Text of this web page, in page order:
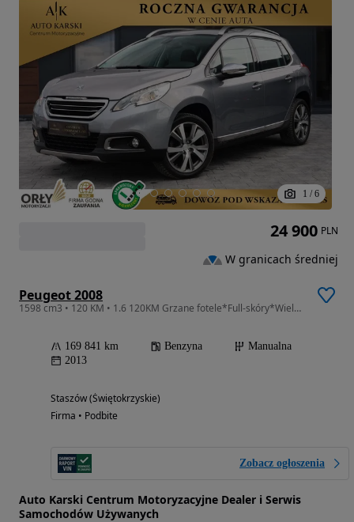
1 / 6
Peugeot 2008
1598 cm3 • 120 KM • 1.6 120KM Grzane fotele*Full-skóry*Wielofunkcja*Navi*Klimatronic*
169 841 km Benzyna
Manualna
2013
Staszów (Świętokrzyskie)
Firma • Podbite
Zobacz ogłoszenia
Auto Karski Centrum Motoryzacyjne Dealer i Serwis
Samochodów Używanych
24 900 PLN
W granicach średniej